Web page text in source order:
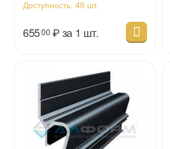
Доступность: 48 шт.
65500 ₽за 1 шт.